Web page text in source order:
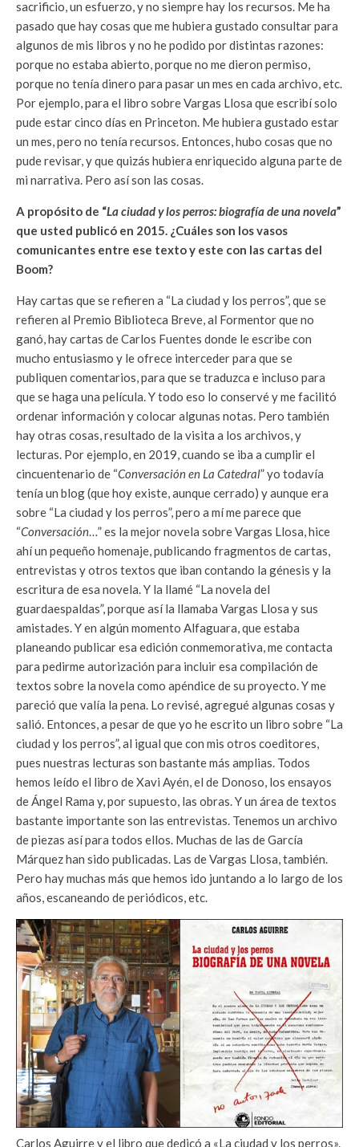
sacrificio, un esfuerzo, y no siempre hay los recursos. Me ha
pasado que hay cosas que me hubiera gustado consultar para
algunos de mis libros y no he podido por distintas razones:
porque no estaba abierto, porque no me dieron permiso,
porque no tenía dinero para pasar un mes en cada archivo, etc.
Por ejemplo, para el libro sobre Vargas Llosa que escribí solo
pude estar cinco días en Princeton. Me hubiera gustado estar
un mes, pero no tenía recursos. Entonces, hubo cosas que no
pude revisar, y que quizás hubiera enriquecido alguna parte de
mi narrativa. Pero así son las cosas.
A propósito de “La ciudad y los perros: biografía de una novela”
que usted publicó en 2015. ¿Cuáles son los vasos
comunicantes entre ese texto y este con las cartas del
Boom?
Hay cartas que se refieren a “La ciudad y los perros”, que se
refieren al Premio Biblioteca Breve, al Formentor que no
ganó, hay cartas de Carlos Fuentes donde le escribe con
mucho entusiasmo y le ofrece interceder para que se
publiquen comentarios, para que se traduzca e incluso para
que se haga una película. Y todo eso lo conservé y me facilitó
ordenar información y colocar algunas notas. Pero también
hay otras cosas, resultado de la visita a los archivos, y
lecturas. Por ejemplo, en 2019, cuando se iba a cumplir el
cincuentenario de “Conversación en La Catedral” yo todavía
tenía un blog (que hoy existe, aunque cerrado) y aunque era
sobre “La ciudad y los perros”, pero a mí me parece que
“Conversación…” es la mejor novela sobre Vargas Llosa, hice
ahí un pequeño homenaje, publicando fragmentos de cartas,
entrevistas y otros textos que iban contando la génesis y la
escritura de esa novela. Y la llamé “La novela del
guardaespaldas”, porque así la llamaba Vargas Llosa y sus
amistades. Y en algún momento Alfaguara, que estaba
planeando publicar esa edición conmemorativa, me contacta
para pedirme autorización para incluir esa compilación de
textos sobre la novela como apéndice de su proyecto. Y me
pareció que valía la pena. Lo revisé, agregué algunas cosas y
salió. Entonces, a pesar de que yo he escrito un libro sobre “La
ciudad y los perros”, al igual que con mis otros coeditores,
pues nuestras lecturas son bastante más amplias. Todos
hemos leído el libro de Xavi Ayén, el de Donoso, los ensayos
de Ángel Rama y, por supuesto, las obras. Y un área de textos
bastante importante son las entrevistas. Tenemos un archivo
de piezas así para todos ellos. Muchas de las de García
Márquez han sido publicadas. Las de Vargas Llosa, también.
Pero hay muchas más que hemos ido juntando a lo largo de los
años, escaneando de periódicos, etc.
Carlos Aguirre y el libro que dedicó a «La ciudad y los perros».